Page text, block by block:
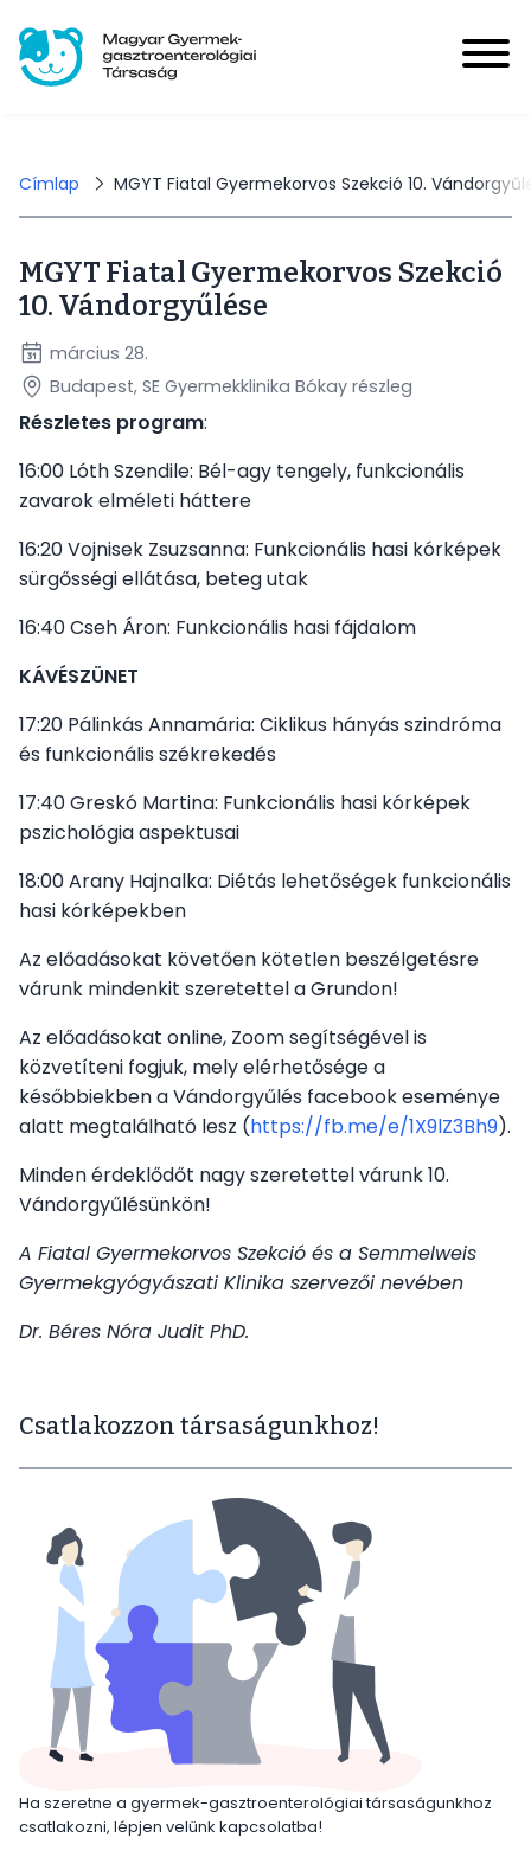
tartalomra
menu
Bejelentkezés
Main
navigation
Események
Újdonságok, érdekességek
Morzsa
Címlap MGYT Fiatal Gyermekorvos Szekció 10.
MGYT Fiatal Gyermekorvos Szekció
10. Vándorgyűlése
március 28.
Budapest, SE Gyermekklinika Bókay részleg
Részletes program:
16:00 Lóth Szendile: Bél-agy tengely, funkcionális
zavarok elméleti háttere
16:20 Vojnisek Zsuzsanna: Funkcionális hasi kórképek
sürgősségi ellátása, beteg utak
16:40 Cseh Áron: Funkcionális hasi fájdalom
KÁVÉSZÜNET
17:20 Pálinkás Annamária: Ciklikus hányás szindróma
és funkcionális székrekedés
17:40 Greskó Martina: Funkcionális hasi kórképek
pszichológia aspektusai
18:00 Arany Hajnalka: Diétás lehetőségek funkcionális
hasi kórképekben
Az előadásokat követően kötetlen beszélgetésre
várunk mindenkit szeretettel a Grundon!
Az előadásokat online, Zoom segítségével is
közvetíteni fogjuk, mely elérhetősége a
későbbiekben a Vándorgyűlés facebook eseménye
alatt megtalálható lesz (https://fb.me/e/1X9lZ3Bh9).
Minden érdeklődőt nagy szeretettel várunk 10.
Vándorgyűlésünkön!
A Fiatal Gyermekorvos Szekció és a Semmelweis
Gyermekgyógyászati Klinika szervezői nevében
Dr. Béres Nóra Judit PhD.
Csatlakozzon társaságunkhoz!
Ha szeretne a gyermek-gasztroenterológiai társaságunkhoz
csatlakozni, lépjen velünk kapcsolatba!